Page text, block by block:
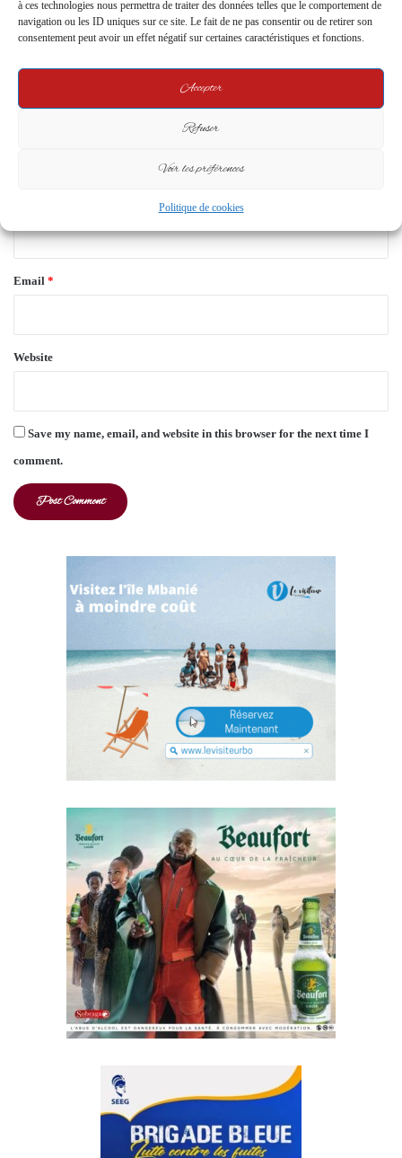
à ces technologies nous permettra de traiter des données telles que le comportement de
navigation ou les ID uniques sur ce site. Le fait de ne pas consentir ou de retirer son
consentement peut avoir un effet négatif sur certaines caractéristiques et fonctions.
Accepter
Refuser
Voir les préférences
Politique de cookies
C
o
Email *
Website
Save my name, email, and website in this browser for the next time I
comment.